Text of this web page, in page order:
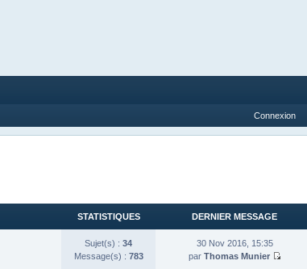
Connexion
STATISTIQUES DERNIER MESSAGE
Sujet(s) : 34
Message(s) : 783
30 Nov 2016, 15:35
par Thomas Munier